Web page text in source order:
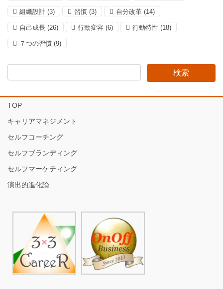
組織設計 (3) 習慣 (3) 自分改革 (14)
自己成長 (26) 行動変容 (6) 行動特性 (18)
７つの習慣 (9)
TOP
キャリアマネジメント
セルフコーチング
セルフブランディング
セルフマーケティング
演出的進化論